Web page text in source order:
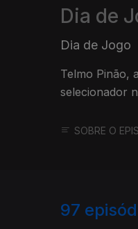
Dia de
Dia de Jogo
Telmo Pinão,
selecionador
SOBRE O
97